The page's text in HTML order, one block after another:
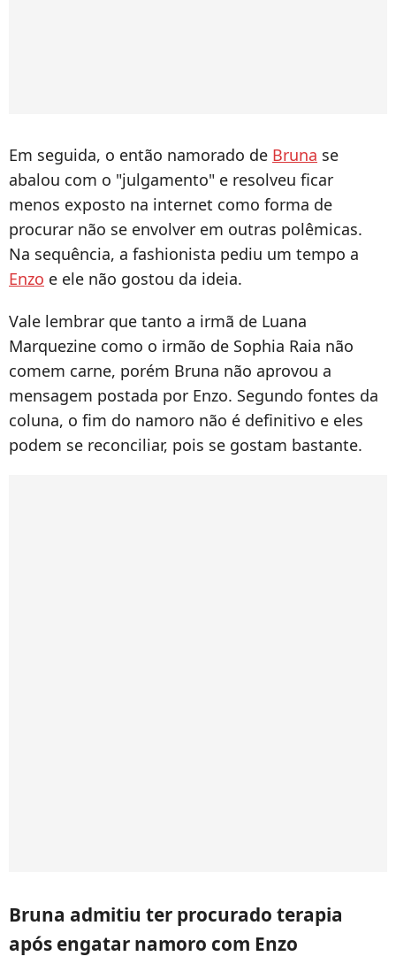
Em seguida, o então namorado de Bruna se
abalou com o "julgamento" e resolveu ficar
menos exposto na internet como forma de
procurar não se envolver em outras polêmicas.
Na sequência, a fashionista pediu um tempo a
Enzo e ele não gostou da ideia.
Vale lembrar que tanto a irmã de Luana
Marquezine como o irmão de Sophia Raia não
comem carne, porém Bruna não aprovou a
mensagem postada por Enzo. Segundo fontes da
coluna, o fim do namoro não é definitivo e eles
podem se reconciliar, pois se gostam bastante.
Bruna admitiu ter procurado terapia
após engatar namoro com Enzo